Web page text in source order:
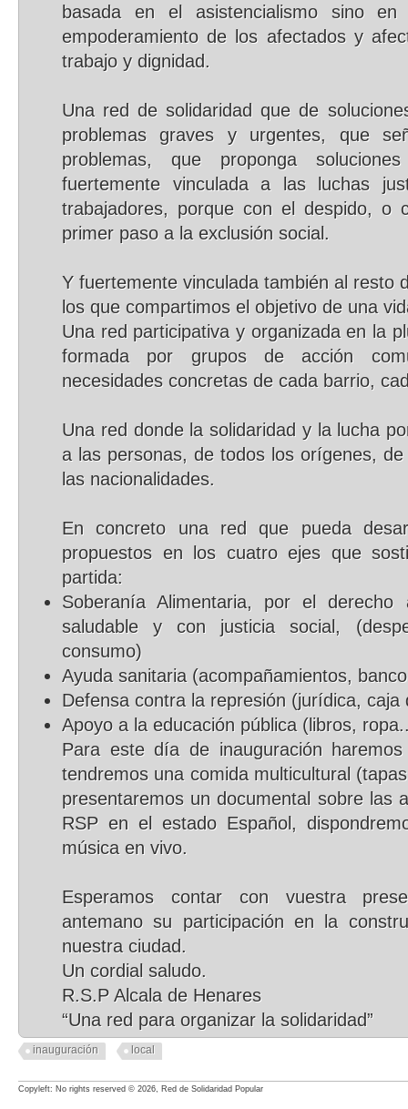
basada en el asistencialismo sino
empoderamiento de los afectados y
trabajo y dignidad.
Una red de solidaridad que de
problemas graves y urgentes, que
problemas, que proponga
fuertemente vinculada a las luchas
trabajadores, porque con el despido, o
primer paso a la exclusión social.
Y fuertemente vinculada también al resto
los que compartimos el objetivo de una
Una red participativa y organizada en la
formada por grupos de acción
necesidades concretas de cada barrio,
Una red donde la solidaridad y la lucha
a las personas, de todos los orígenes,
las nacionalidades.
En concreto una red que pueda
propuestos en los cuatro ejes que
partida:
Soberanía Alimentaria, por el derecho
saludable y con justicia social,
consumo)
Ayuda sanitaria (acompañamientos,
Defensa contra la represión (jurídica, caja
Apoyo a la educación pública (libros,
Para este día de inauguración
tendremos una comida multicultural
presentaremos un documental sobre las
RSP en el estado Español,
música en vivo.
Esperamos contar con vuestra
antemano su participación en la
nuestra ciudad.
Un cordial saludo.
R.S.P Alcala de Henares
“Una red para organizar la solidaridad”
inauguración local
Copyleft: No rights reserved © 2026, Red de Solidaridad Popular